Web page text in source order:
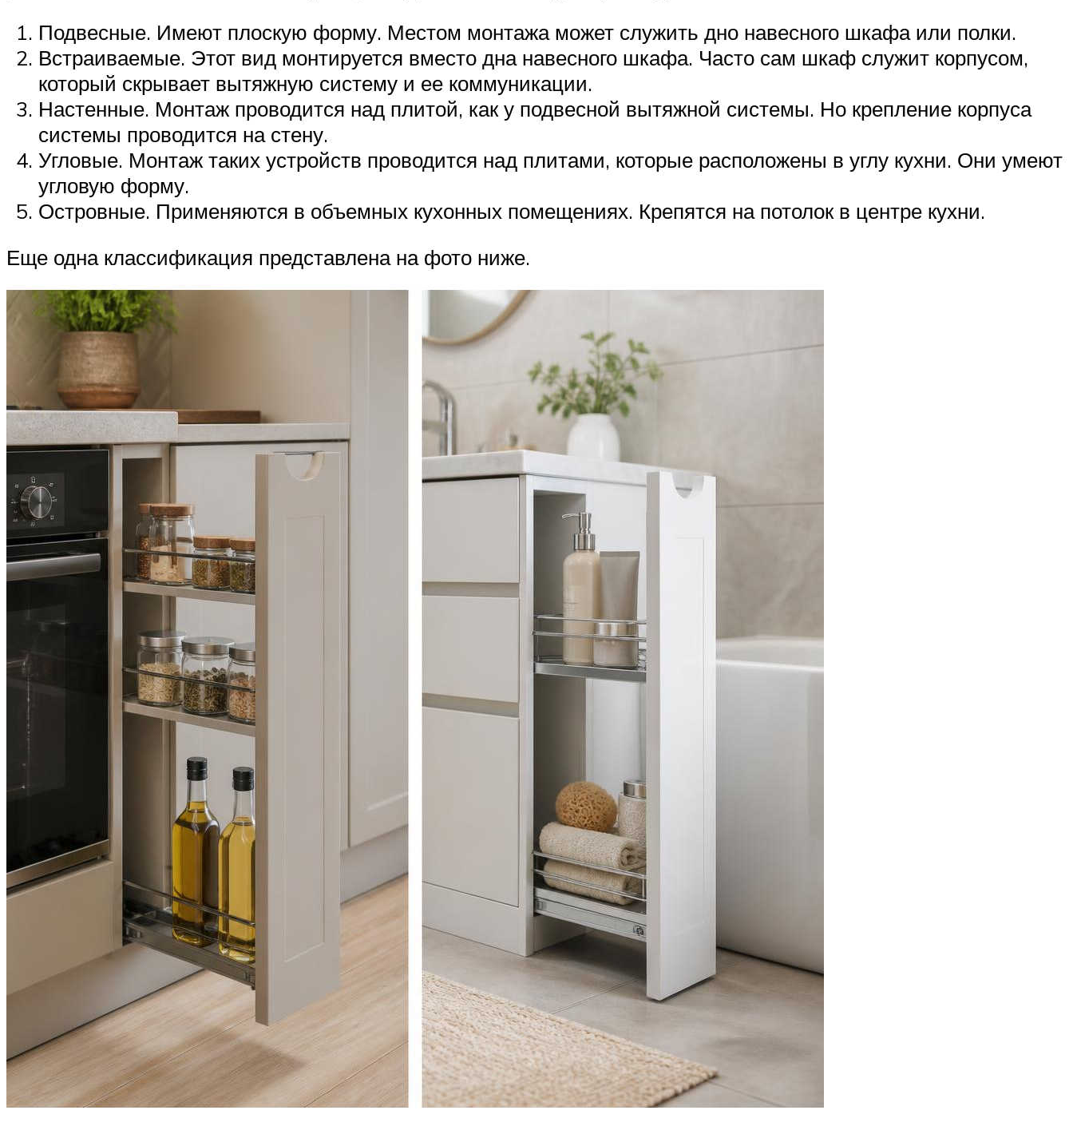
Подвесные. Имеют плоскую форму. Местом монтажа может служить дно навесного шкафа или полки.
Встраиваемые. Этот вид монтируется вместо дна навесного шкафа. Часто сам шкаф служит корпусом,
который скрывает вытяжную систему и ее коммуникации.
Настенные. Монтаж проводится над плитой, как у подвесной вытяжной системы. Но крепление корпуса
системы проводится на стену.
Угловые. Монтаж таких устройств проводится над плитами, которые расположены в углу кухни. Они умеют
угловую форму.
Островные. Применяются в объемных кухонных помещениях. Крепятся на потолок в центре кухни.
Еще одна классификация представлена на фото ниже.